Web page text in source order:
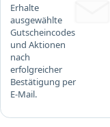
Erhalte
ausgewählte
Gutscheincodes
und Aktionen
nach
erfolgreicher
Bestätigung per
E-Mail.